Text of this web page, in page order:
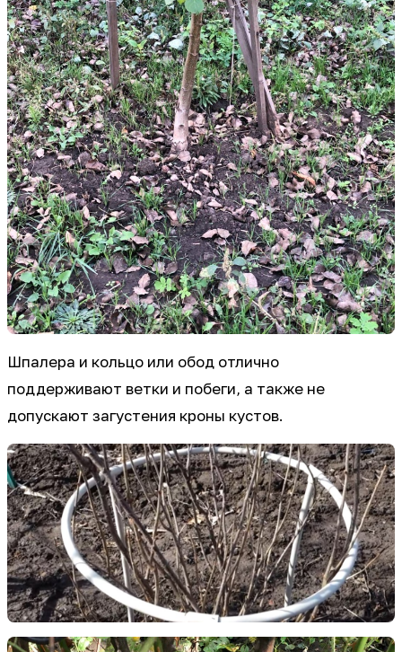
Шпалера и кольцо или обод отлично
поддерживают ветки и побеги, а также не
допускают загустения кроны кустов.